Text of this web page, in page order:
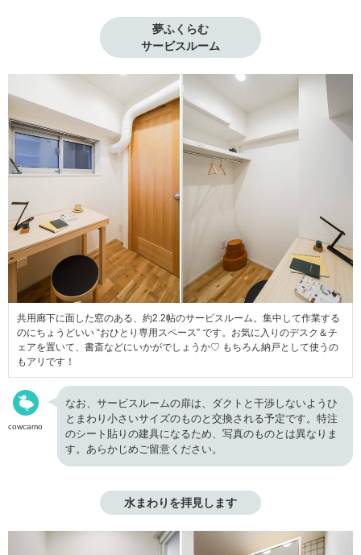
夢ふくらむ
サービスルーム
共用廊下に面した窓のある、約2.2帖のサービスルーム。集中して作業する
のにちょうどいい “おひとり専用スペース” です。お気に入りのデスク＆チ
ェアを置いて、書斎などにいかがでしょうか♡ もちろん納戸として使うの
もアリです！
cowcamo
なお、サービスルームの扉は、ダクトと干渉しないようひ
とまわり小さいサイズのものと交換される予定です。特注
のシート貼りの建具になるため、写真のものとは異なりま
す。あらかじめご留意ください。
水まわりを拝見します